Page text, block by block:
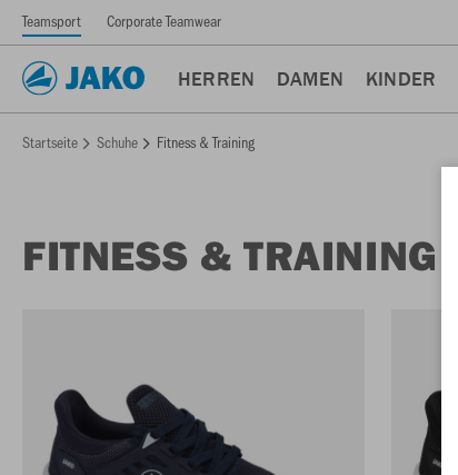
Teamsport Corporate Teamwear
HERREN DAMEN KINDER
Startseite Schuhe Fitness & Training
FITNESS & TRAINING